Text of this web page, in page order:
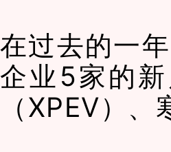
在过去的一
企业5家的
（XPEV）